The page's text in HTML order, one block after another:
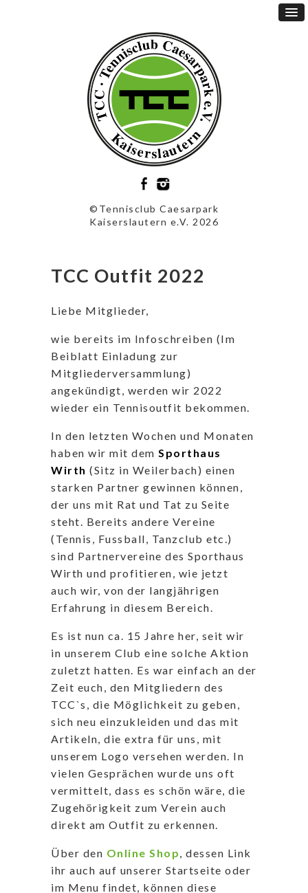
©Tennisclub Caesarpark
Kaiserslautern e.V. 2026
TCC Outfit 2022
Liebe Mitglieder,
wie bereits im Infoschreiben (Im
Beiblatt Einladung zur
Mitgliederversammlung)
angekündigt, werden wir 2022
wieder ein Tennisoutfit bekommen.
In den letzten Wochen und Monaten
haben wir mit dem Sporthaus
Wirth (Sitz in Weilerbach) einen
starken Partner gewinnen können,
der uns mit Rat und Tat zu Seite
steht. Bereits andere Vereine
(Tennis, Fussball, Tanzclub etc.)
sind Partnervereine des Sporthaus
Wirth und profitieren, wie jetzt
auch wir, von der langjährigen
Erfahrung in diesem Bereich.
Es ist nun ca. 15 Jahre her, seit wir
in unserem Club eine solche Aktion
zuletzt hatten. Es war einfach an der
Zeit euch, den Mitgliedern des
TCC`s, die Möglichkeit zu geben,
sich neu einzukleiden und das mit
Artikeln, die extra für uns, mit
unserem Logo versehen werden. In
vielen Gesprächen wurde uns oft
vermittelt, dass es schön wäre, die
Zugehörigkeit zum Verein auch
direkt am Outfit zu erkennen.
Über den Online Shop, dessen Link
ihr auch auf unserer Startseite oder
im Menu findet, können diese